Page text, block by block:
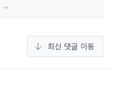
최신 댓글 이동